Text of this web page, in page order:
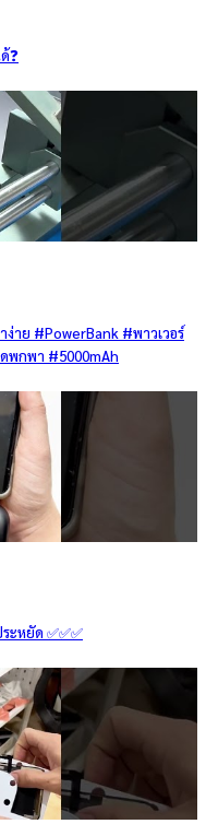
❓
าย #PowerBank #พาวเวอร์
พกพา #5000mAh
ะหยัด ✅✅✅